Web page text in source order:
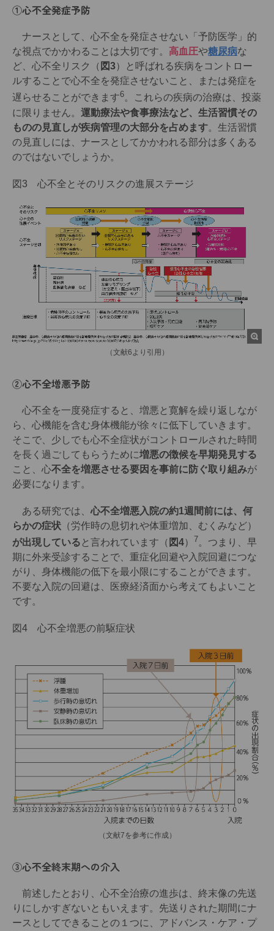
①心不全発症予防
ナースとして、心不全を発症させない「予防医学」的
な視点でかかわることは大切です。 高血圧や糖尿病な
ど、心不全リスク（ 図3）と呼ばれる疾病をコントロー
ルすることで心不全を発症させないこと、または発症を
遅らせることができます6。これらの疾病の治療は、投薬
に限りません。 運動療法や食事療法など、生活習慣その
ものの見直しが疾病管理の大部分を占めます。生活習慣
の見直しには、ナースとしてかかわれる部分は多くある
のではないでしょうか。
図3 心不全とそのリスクの進展ステージ
（文献6より引用）
②心不全増悪予防
心不全を一度発症すると、増悪と寛解を繰り返しなが
ら、心機能を含む身体機能が徐々に低下していきます。
そこで、少しでも心不全症状がコントロールされた時間
を長く過ごしてもらうために増悪の徴候を早期発見する
こと、心不全を増悪させる要因を事前に防ぐ取り組みが
必要になります。
ある研究では、 心不全増悪入院の約1週間前には、何
らかの症状 （労作時の息切れや体重増加、むくみなど）
が出現している と言われています（ 図4） 7。つまり、早
期に外来受診することで、重症化回避や入院回避につな
がり、身体機能の低下を最小限にすることができます。
不要な入院の回避は、医療経済面から考えてもよいこと
です。
図4 心不全増悪の前駆症状
（文献7を参考に作成）
③心不全終末期への介入
前述したとおり、心不全治療の進歩は、終末像の先送
りにしかすぎないともいえます。先送りされた期間にナ
ースとしてできることの１つに、アドバンス・ケア・プ